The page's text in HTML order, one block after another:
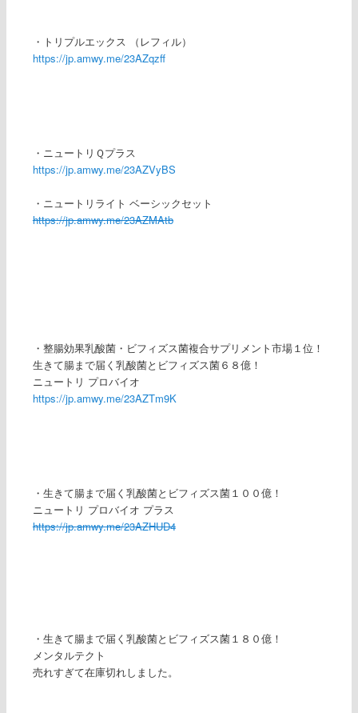
・トリプルエックス （レフィル）
https://jp.amwy.me/23AZqzff
・ニュートリＱプラス
https://jp.amwy.me/23AZVyBS
・ニュートリライト ベーシックセット
https://jp.amwy.me/23AZMAtb
・整腸効果乳酸菌・ビフィズス菌複合サプリメント市場１位！
生きて腸まで届く乳酸菌とビフィズス菌６８億！
ニュートリ プロバイオ
https://jp.amwy.me/23AZTm9K
・生きて腸まで届く乳酸菌とビフィズス菌１００億！
ニュートリ プロバイオ プラス
https://jp.amwy.me/23AZHUD4
・生きて腸まで届く乳酸菌とビフィズス菌１８０億！
メンタルテクト
売れすぎて在庫切れしました。